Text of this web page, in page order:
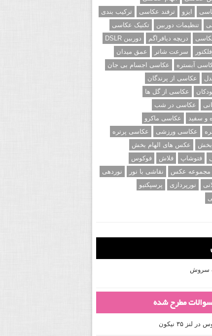
ایزو ترفند عکاسی
ترکیب بندی
تنظیمات دوربین
تکنیک عکاسی
دریچه دیافراگم
دوربین DSLR
سرعت شاتر
عمق میدان
آبستره
عکاسی اجسام بی جان
عکاسی از پرندگان
عکاسی از گل ها
عکاسی در شب
و سفید
عکاسی ماکرو
عکاسی ورزشی
عکاسی پرتره
بخش
عکس های الهام بخش
فتوشاپ فلاش
فوکوس
مجموعه عکس نقاشی با نور
نوردهی
نورپردازی
پرسپکتیو
سروش
سوالات مطرح شده
۳۵ نیکون